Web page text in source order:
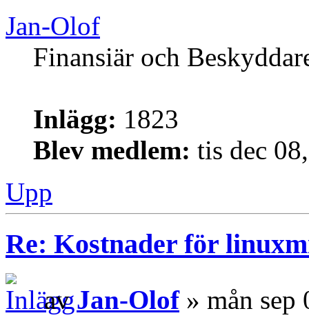
Jan-Olof
Finansiär och
Inlägg: 1823
Blev medlem: tis dec
Upp
Re: Kostnader för
avJan-Olof» mån sep